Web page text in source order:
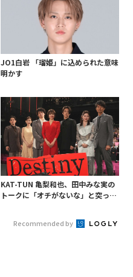
JO1白岩 「瑠姫」に込められた意味
明かす
KAT-TUN 亀梨和也、田中みな実の
トークに「オチがないな」と突っ込
Recommended by